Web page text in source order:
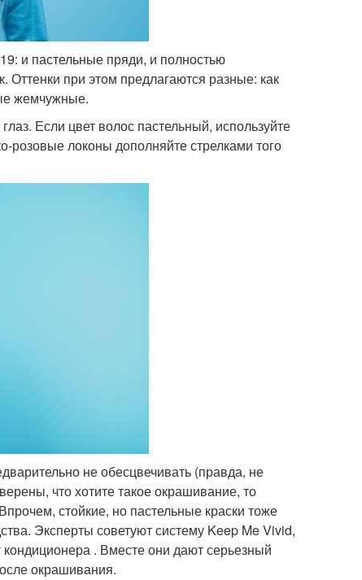
и пастельные пряди, и полностью
при этом предлагаются разные: как
жемчужные.
Если цвет волос пастельный, используйте
розовые локоны дополняйте стрелками того
не обесцвечивать (правда, не
что хотите такое окрашивание, то
стойкие, но пастельные краски тоже
Эксперты советуют систему Keep Me Vivid,
. Вместе они дают серьезный
окрашивания.